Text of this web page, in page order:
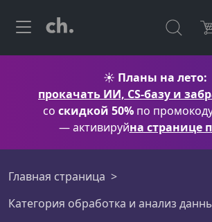
☀️ Планы на лето:
прокачать ИИ, CS-базу и
со скидкой 50% по
— активируйна странице
Главная страница
Категория обработка и анализ